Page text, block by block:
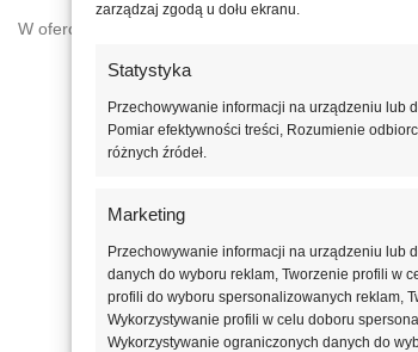
zarządzaj zgodą u dołu ekranu.
Statystyka
Przechowywanie informacji na urządzeniu lub
Pomiar efektywności treści, Rozumienie
różnych źródeł.
Marketing
Przechowywanie informacji na urządzeniu lub
danych do wyboru reklam, Tworzenie profili w
profili do wyboru spersonalizowanych reklam,
Wykorzystywanie profili w celu doboru
Wykorzystywanie ograniczonych danych do
W ofercie znajdziesz tipsy w różnych kształtach i
Zamów tipsy do